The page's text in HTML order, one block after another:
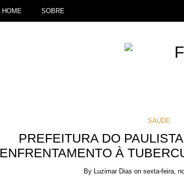
HOME SOBRE
SAÚDE
PREFEITURA DO
ENFRENTAMENTO À
By Luzimar Dias onsexta-feira,